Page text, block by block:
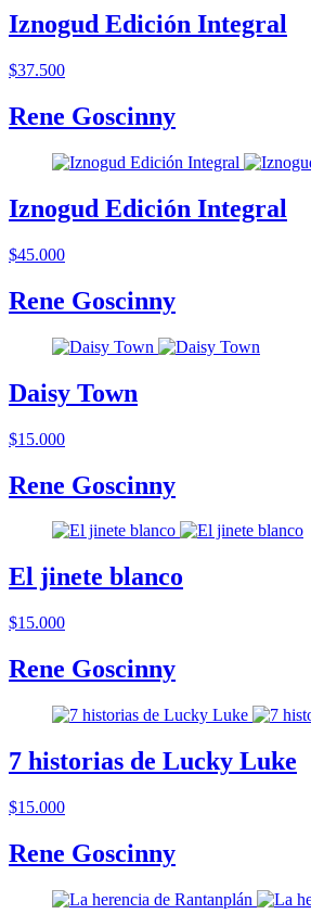
Iznogud Edición Integral
$37.500
Rene Goscinny
Iznogud Edición Integral
$45.000
Rene Goscinny
Daisy Town
$15.000
Rene Goscinny
El jinete blanco
$15.000
Rene Goscinny
7 historias de Lucky Luke
$15.000
Rene Goscinny